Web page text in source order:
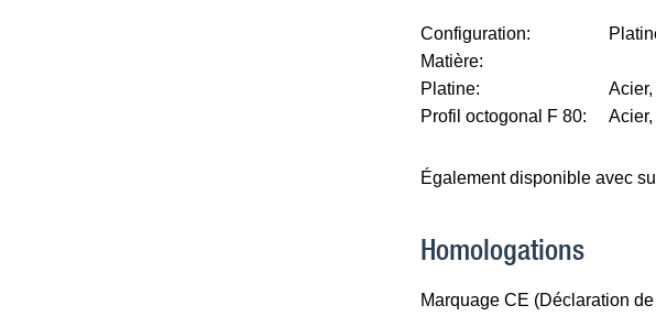
Configuration:
Matière:
Platine:
Profil octogonal F 80:
Également disponible avec
Homologations
Marquage CE (Déclaration